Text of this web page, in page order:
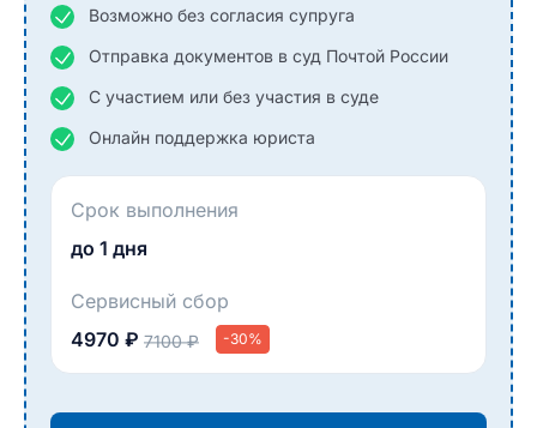
Возможно без согласия супруга
Отправка документов в суд Почтой России
С участием или без участия в суде
Онлайн поддержка юриста
Срок выполнения
до 1 дня
Сервисный сбор
4970 ₽ 7100 ₽ -30%